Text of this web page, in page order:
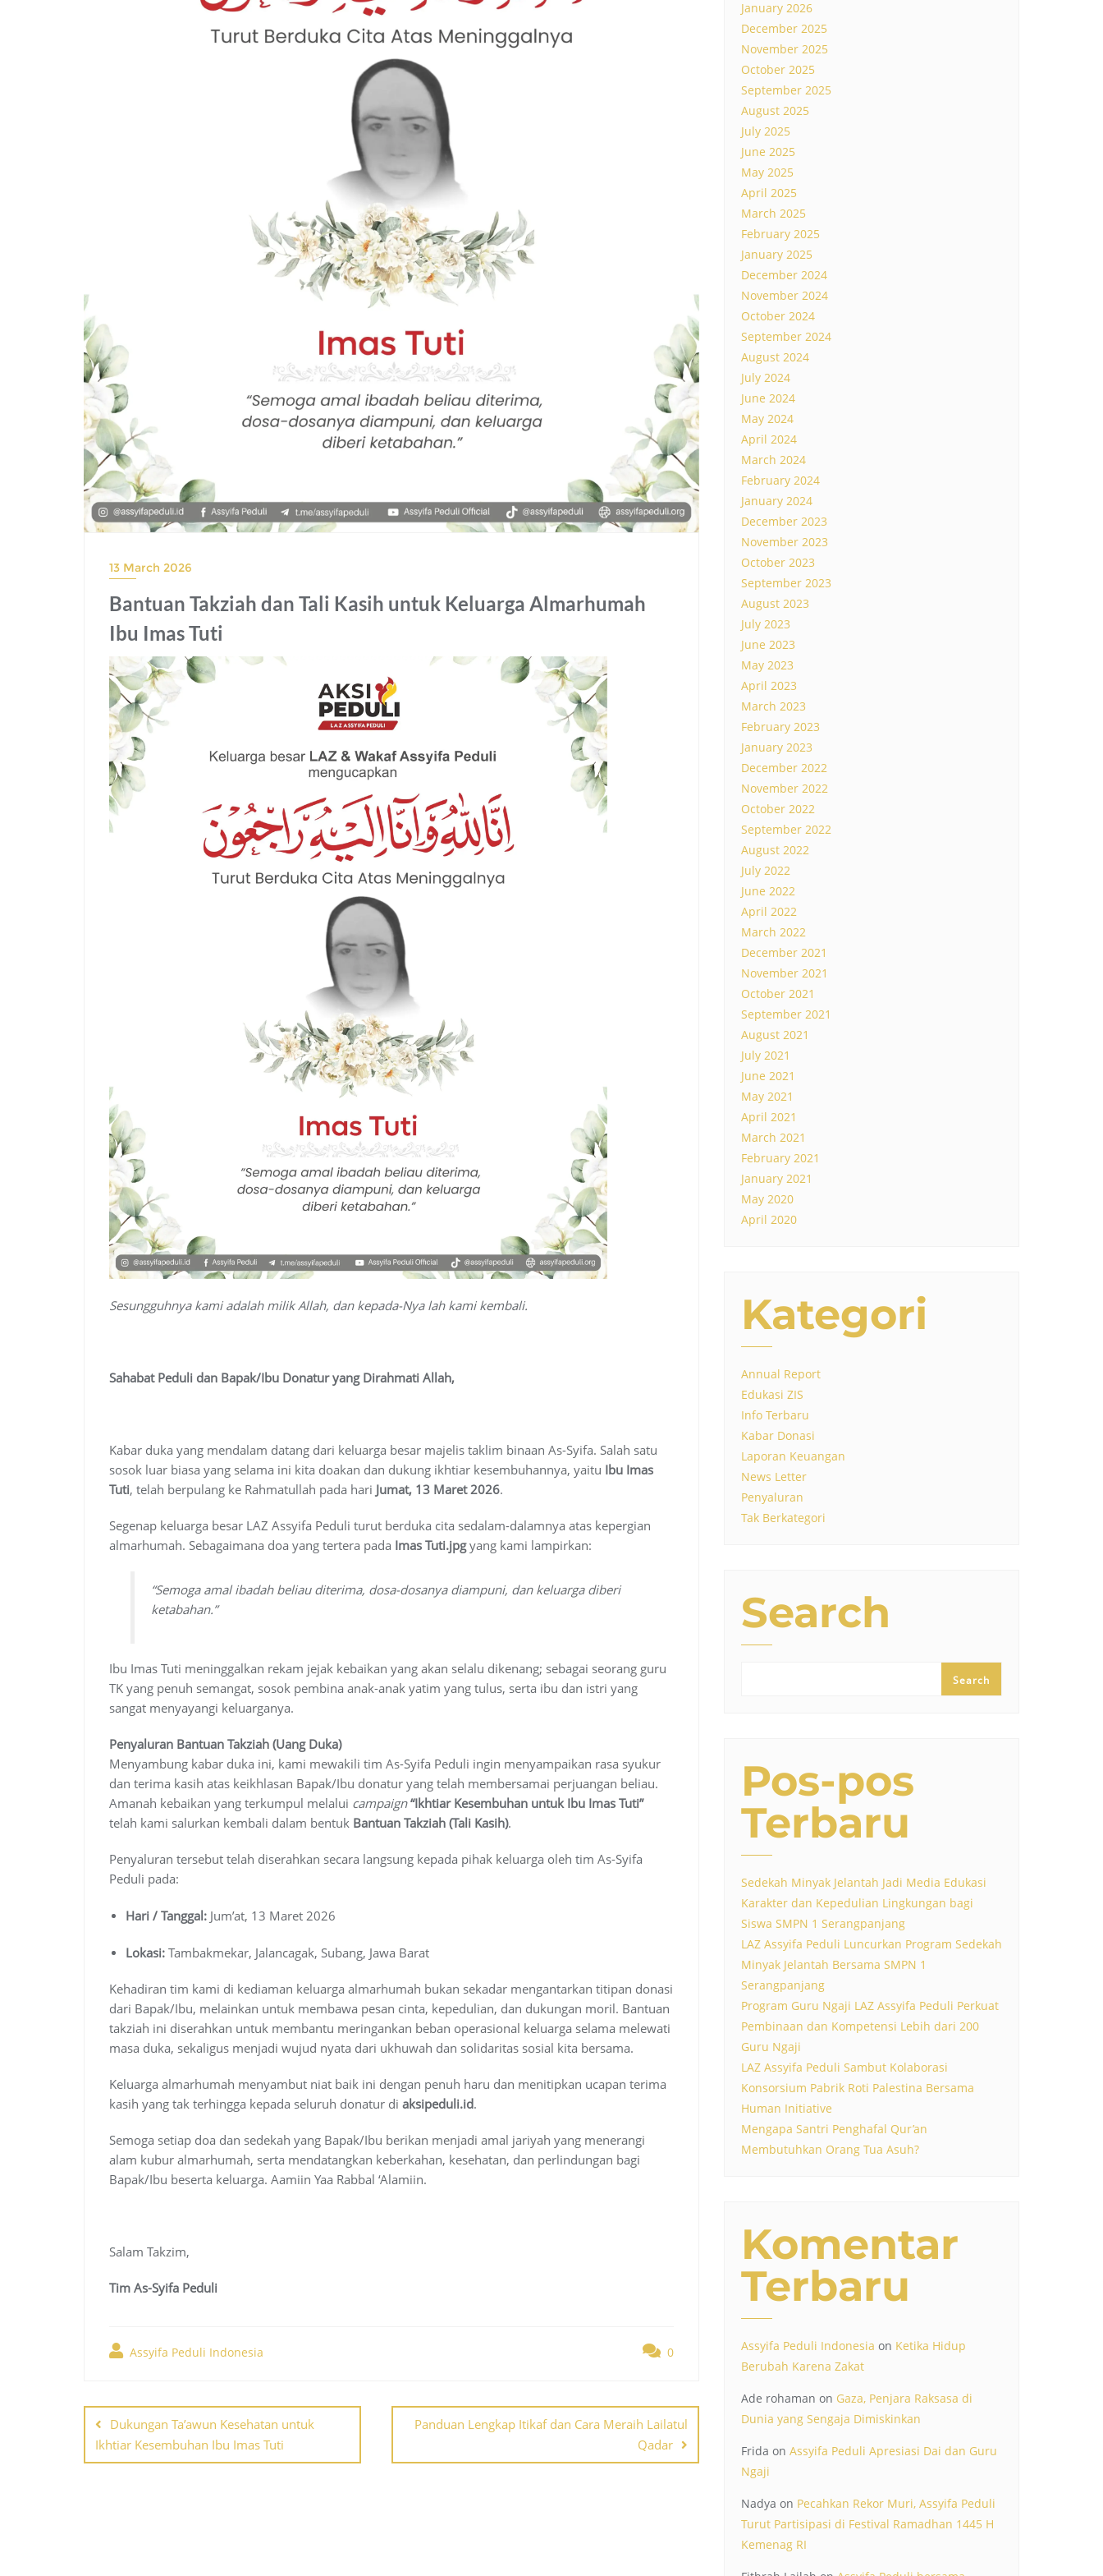
13 March 2026
Bantuan Takziah dan Tali Kasih untuk Keluarga Almarhumah
Ibu Imas Tuti
Sesungguhnya kami adalah milik Allah, dan kepada-Nya lah kami kembali.
Sahabat Peduli dan Bapak/Ibu Donatur yang Dirahmati Allah,
Kabar duka yang mendalam datang dari keluarga besar majelis taklim binaan As-Syifa. Salah satu
sosok luar biasa yang selama ini kita doakan dan dukung ikhtiar kesembuhannya, yaitu Ibu Imas
Tuti, telah berpulang ke Rahmatullah pada hari Jumat, 13 Maret 2026.
Segenap keluarga besar LAZ Assyifa Peduli turut berduka cita sedalam-dalamnya atas kepergian
almarhumah. Sebagaimana doa yang tertera pada Imas Tuti.jpgyang kami lampirkan:
“Semoga amal ibadah beliau diterima, dosa-dosanya diampuni, dan keluarga diberi
ketabahan.”
Ibu Imas Tuti meninggalkan rekam jejak kebaikan yang akan selalu dikenang; sebagai seorang guru
TK yang penuh semangat, sosok pembina anak-anak yatim yang tulus, serta ibu dan istri yang
sangat menyayangi keluarganya.
Penyaluran Bantuan Takziah (Uang Duka)
Menyambung kabar duka ini, kami mewakili tim As-Syifa Peduli ingin menyampaikan rasa syukur
dan terima kasih atas keikhlasan Bapak/Ibu donatur yang telah membersamai perjuangan beliau.
Amanah kebaikan yang terkumpul melalui campaign “Ikhtiar Kesembuhan untuk Ibu Imas Tuti”
telah kami salurkan kembali dalam bentuk Bantuan Takziah (Tali Kasih).
Penyaluran tersebut telah diserahkan secara langsung kepada pihak keluarga oleh tim As-Syifa
Peduli pada:
Hari / Tanggal: Jum’at, 13 Maret 2026
Lokasi: Tambakmekar, Jalancagak, Subang, Jawa Barat
Kehadiran tim kami di kediaman keluarga almarhumah bukan sekadar mengantarkan titipan donasi
dari Bapak/Ibu, melainkan untuk membawa pesan cinta, kepedulian, dan dukungan moril. Bantuan
takziah ini diserahkan untuk membantu meringankan beban operasional keluarga selama melewati
masa duka, sekaligus menjadi wujud nyata dari ukhuwah dan solidaritas sosial kita bersama.
Keluarga almarhumah menyambut niat baik ini dengan penuh haru dan menitipkan ucapan terima
kasih yang tak terhingga kepada seluruh donatur di aksipeduli.id.
Semoga setiap doa dan sedekah yang Bapak/Ibu berikan menjadi amal jariyah yang menerangi
alam kubur almarhumah, serta mendatangkan keberkahan, kesehatan, dan perlindungan bagi
Bapak/Ibu beserta keluarga. Aamiin Yaa Rabbal ‘Alamiin.
Salam Takzim,
Tim As-Syifa Peduli
Assyifa Peduli Indonesia 0
Post
navigation
Dukungan Ta’awun Kesehatan untuk
Ikhtiar Kesembuhan Ibu Imas Tuti
Panduan Lengkap Itikaf dan Cara Meraih Lailatul
Qadar
January 2026
December 2025
November 2025
October 2025
September 2025
August 2025
July 2025
June 2025
May 2025
April 2025
March 2025
February 2025
January 2025
December 2024
November 2024
October 2024
September 2024
August 2024
July 2024
June 2024
May 2024
April 2024
March 2024
February 2024
January 2024
December 2023
November 2023
October 2023
September 2023
August 2023
July 2023
June 2023
May 2023
April 2023
March 2023
February 2023
January 2023
December 2022
November 2022
October 2022
September 2022
August 2022
July 2022
June 2022
April 2022
March 2022
December 2021
November 2021
October 2021
September 2021
August 2021
July 2021
June 2021
May 2021
April 2021
March 2021
February 2021
January 2021
May 2020
April 2020
Kategori
Annual Report
Edukasi ZIS
Info Terbaru
Kabar Donasi
Laporan Keuangan
News Letter
Penyaluran
Tak Berkategori
Search
Search
Pos-pos
Terbaru
Sedekah Minyak Jelantah Jadi Media Edukasi
Karakter dan Kepedulian Lingkungan bagi
Siswa SMPN 1 Serangpanjang
LAZ Assyifa Peduli Luncurkan Program Sedekah
Minyak Jelantah Bersama SMPN 1
Serangpanjang
Program Guru Ngaji LAZ Assyifa Peduli Perkuat
Pembinaan dan Kompetensi Lebih dari 200
Guru Ngaji
LAZ Assyifa Peduli Sambut Kolaborasi
Konsorsium Pabrik Roti Palestina Bersama
Human Initiative
Mengapa Santri Penghafal Qur’an
Membutuhkan Orang Tua Asuh?
Komentar
Terbaru
Assyifa Peduli Indonesia on Ketika Hidup
Berubah Karena Zakat
Ade rohaman on Gaza, Penjara Raksasa di
Dunia yang Sengaja Dimiskinkan
Frida on Assyifa Peduli Apresiasi Dai dan Guru
Ngaji
Nadya on Pecahkan Rekor Muri, Assyifa Peduli
Turut Partisipasi di Festival Ramadhan 1445 H
Kemenag RI